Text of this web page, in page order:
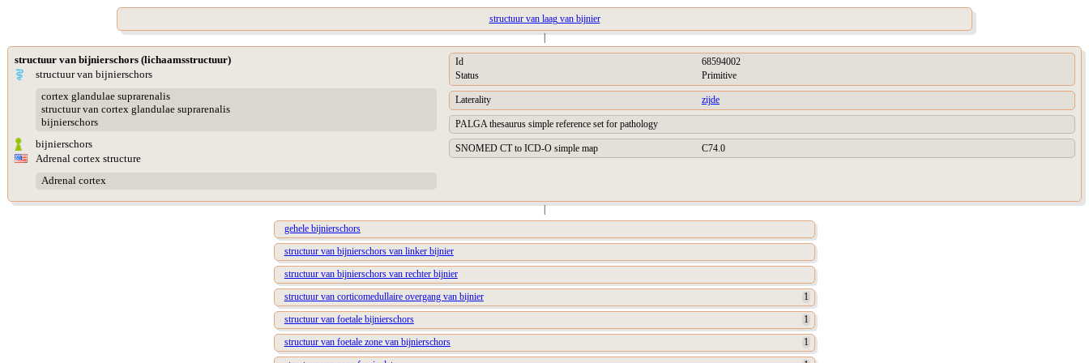
structuur van laag van bijnier
|
structuur van bijnierschors (lichaamsstructuur)
structuur van bijnierschors
cortex glandulae suprarenalis
structuur van cortex glandulae suprarenalis
bijnierschors
bijnierschors
Adrenal cortex structure
Adrenal cortex
Id
68594002
Status
Primitive
Laterality zijde
PALGA thesaurus simple reference set for pathology
SNOMED CT to ICD-O simple map C74.0
|
gehele bijnierschors
structuur van bijnierschors van linker bijnier
structuur van bijnierschors van rechter bijnier
structuur van corticomedullaire overgang van bijnier
1
structuur van foetale bijnierschors
1
structuur van foetale zone van bijnierschors
1